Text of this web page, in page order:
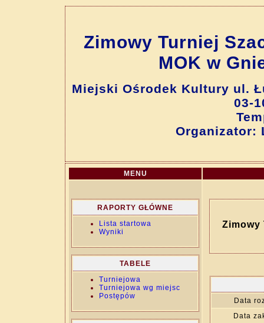
Zimowy Turniej
MOK w
Miejski Ośrodek Kultury ul.
03-
Organizator:
MENU
RAPORTY GŁÓWNE
Lista startowa
Wyniki
TABELE
Turniejowa
Turniejowa wg miejsc
Postępów
Zimowy
Data
Data